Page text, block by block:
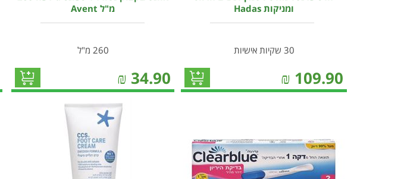
ומניקות Hadas
30 שקיות אישיות
109.90
₪
מ"ל Avent
260 מ"ל
34.90
₪